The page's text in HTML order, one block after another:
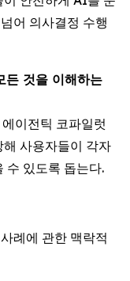
어 의사결정 수행
것을 이해하는
이전틱 코파일럿
사용자들이 각자
수 있도록 돕는다.
례에 관한 맥락적